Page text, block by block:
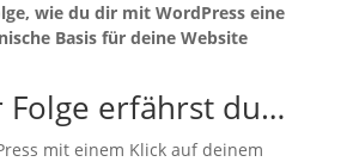
wie du dir mit WordPress eine
Basis für deine Website
Folge erfährst du…
mit einem Klick auf deinem